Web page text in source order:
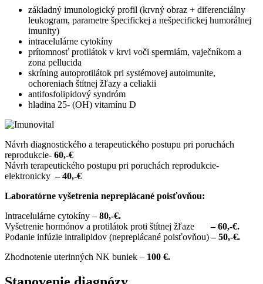
základný imunologický profil (krvný obraz + diferenciálny
leukogram, parametre špecifickej a nešpecifickej humorálnej
imunity)
intracelulárne cytokíny
prítomnosť protilátok v krvi voči spermiám, vaječníkom a
zona pellucida
skríning autoprotilátok pri systémovej autoimunite,
ochoreniach štítnej žľazy a celiakii
antifosfolipidový syndróm
hladina 25- (OH) vitamínu D
Návrh diagnostického a terapeutického postupu pri poruchách
reprodukcie- 60,-€
Návrh terapeutického postupu pri poruchách reprodukcie-
elektronicky– 40,-€
Laboratórne vyšetrenia nepreplácané poisťovňou:
Intracelulárne cytokíny – 80,-€.
Vyšetrenie hormónov a protilátok proti štítnej žľaze– 60,-€.
Podanie infúzie intralipidov (nepreplácané poisťovňou)– 50,-€.
Zhodnotenie uterinných NK buniek – 100 €.